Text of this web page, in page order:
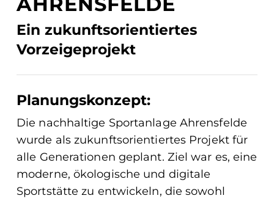
Ein zukunftsorientiertes
Vorzeigeprojekt
Planungskonzept:
Die nachhaltige Sportanlage Ahrensfelde
wurde als zukunftsorientiertes Projekt für
alle Generationen geplant. Ziel war es, eine
moderne, ökologische und digitale
Sportstätte zu entwickeln, die sowohl